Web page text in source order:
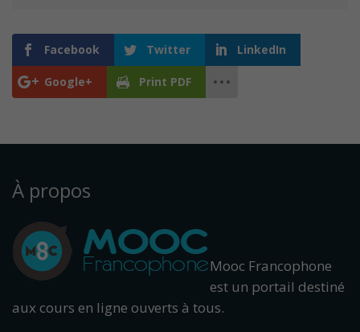
Facebook Twitter LinkedIn
Google+ Print PDF
À propos
Mooc Francophone
est un portail destiné
aux cours en ligne ouverts à tous.